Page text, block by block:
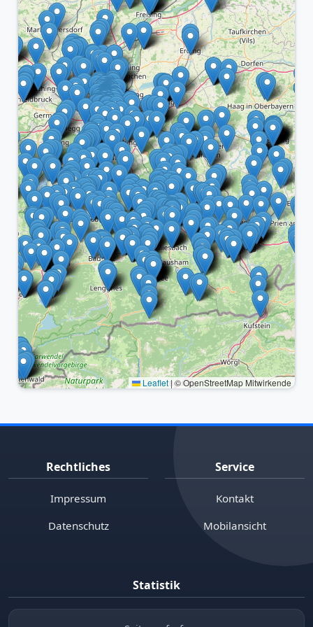
Leaflet |© OpenStreetMap Mitwirkende
Rechtliches
Impressum
Datenschutz
Service
Kontakt
Mobilansicht
Statistik